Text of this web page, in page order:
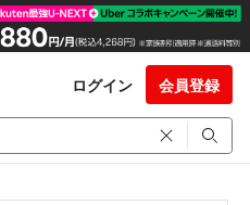
ログイン 会員登録